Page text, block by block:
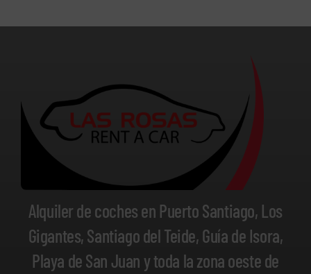
Alquiler de coches en Puerto Santiago, Los
Gigantes, Santiago del Teide, Guía de Isora,
Playa de San Juan y toda la zona oeste de